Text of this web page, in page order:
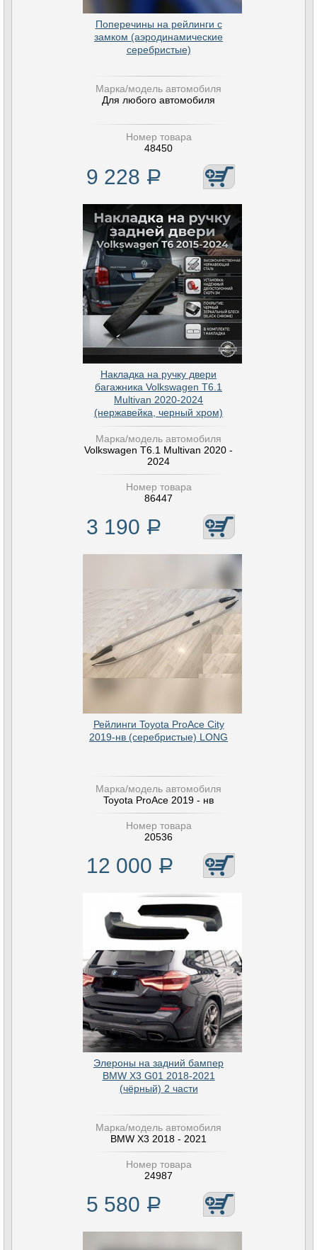
Поперечины на рейлинги с
замком (аэродинамические
серебристые)
Марка/модель автомобиля
Для любого автомобиля
Номер товара
48450
9 228 Р
Накладка на ручку двери
багажника Volkswagen T6.1
Multivan 2020-2024
(нержавейка, черный хром)
Марка/модель автомобиля
Volkswagen T6.1 Multivan 2020 -
2024
Номер товара
86447
3 190 Р
Рейлинги Toyota ProAce City
2019-нв (серебристые) LONG
Марка/модель автомобиля
Toyota ProAce 2019 - нв
Номер товара
20536
12 000 Р
Элероны на задний бампер
BMW X3 G01 2018-2021
(чёрный) 2 части
Марка/модель автомобиля
BMW X3 2018 - 2021
Номер товара
24987
5 580 Р